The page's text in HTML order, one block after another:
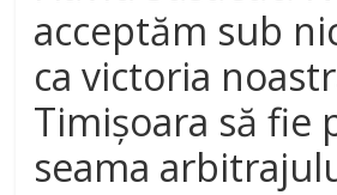
acceptăm sub
ca victoria
Timișoara să fie
seama